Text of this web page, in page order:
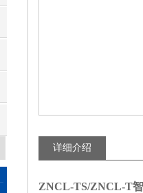
详细介绍
ZNCL-TS/ZNCL-T